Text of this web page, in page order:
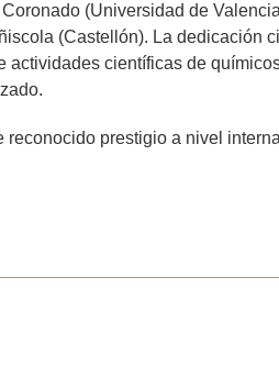
(Universidad de
(Castellón). La dedicación
científicas de
prestigio a nivel